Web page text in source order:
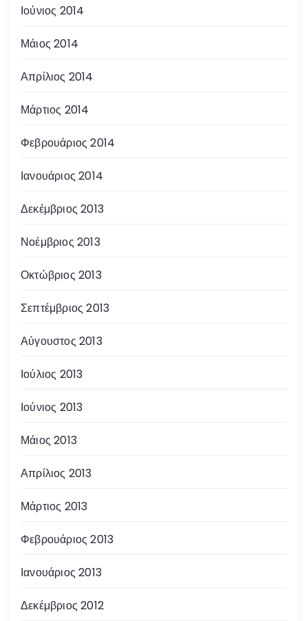
Ιούνιος 2014
Μάιος 2014
Απρίλιος 2014
Μάρτιος 2014
Φεβρουάριος 2014
Ιανουάριος 2014
Δεκέμβριος 2013
Νοέμβριος 2013
Οκτώβριος 2013
Σεπτέμβριος 2013
Αύγουστος 2013
Ιούλιος 2013
Ιούνιος 2013
Μάιος 2013
Απρίλιος 2013
Μάρτιος 2013
Φεβρουάριος 2013
Ιανουάριος 2013
Δεκέμβριος 2012